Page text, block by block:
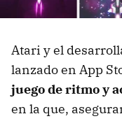
Atari y el
lanzado en App
juego de ritmo y
en la que,